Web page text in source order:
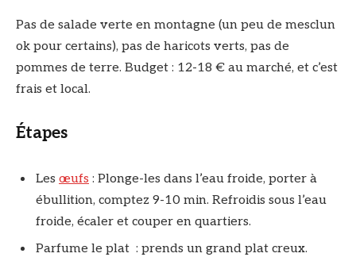
Pas de salade verte en montagne (un peu de mesclun
ok pour certains), pas de haricots verts, pas de
pommes de terre. Budget : 12-18 € au marché, et c’est
frais et local.
Étapes
Les œufs : Plonge-les dans l’eau froide, porter à
ébullition, comptez 9-10 min. Refroidis sous l’eau
froide, écaler et couper en quartiers.
Parfume le plat : prends un grand plat creux.